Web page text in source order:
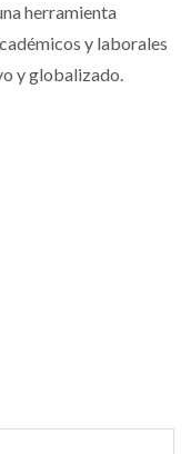
herramienta
y laborales
y globalizado.